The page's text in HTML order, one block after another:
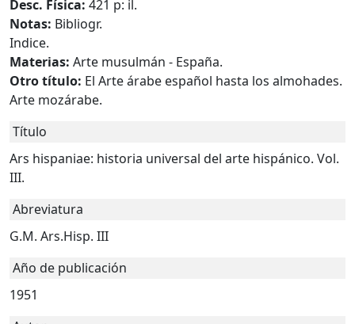
Desc. Física: 421 p: il.
Notas: Bibliogr.
Indice.
Materias: Arte musulmán - España.
Otro título: El Arte árabe español hasta los almohades.
Arte mozárabe.
Título
Ars hispaniae: historia universal del arte hispánico. Vol.
III.
Abreviatura
G.M. Ars.Hisp. III
Año de publicación
1951